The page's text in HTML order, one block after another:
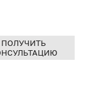
ПОЛУЧИТЬ